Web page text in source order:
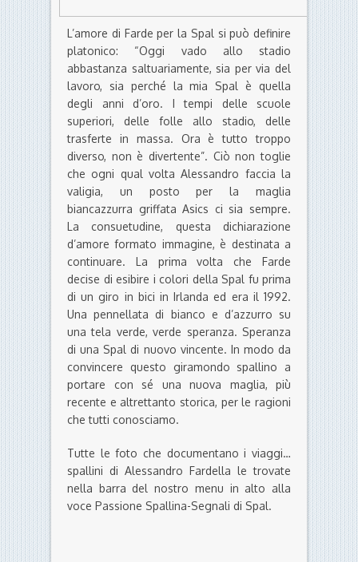
L’amore di Farde per la Spal si può definire
platonico: “Oggi vado allo stadio
abbastanza saltuariamente, sia per via del
lavoro, sia perché la mia Spal è quella
degli anni d’oro. I tempi delle scuole
superiori, delle folle allo stadio, delle
trasferte in massa. Ora è tutto troppo
diverso, non è divertente”. Ciò non toglie
che ogni qual volta Alessandro faccia la
valigia, un posto per la maglia
biancazzurra griffata Asics ci sia sempre.
La consuetudine, questa dichiarazione
d’amore formato immagine, è destinata a
continuare. La prima volta che Farde
decise di esibire i colori della Spal fu prima
di un giro in bici in Irlanda ed era il 1992.
Una pennellata di bianco e d’azzurro su
una tela verde, verde speranza. Speranza
di una Spal di nuovo vincente. In modo da
convincere questo giramondo spallino a
portare con sé una nuova maglia, più
recente e altrettanto storica, per le ragioni
che tutti conosciamo.
Tutte le foto che documentano i viaggi…
spallini di Alessandro Fardella le trovate
nella barra del nostro menu in alto alla
voce Passione Spallina-Segnali di Spal.